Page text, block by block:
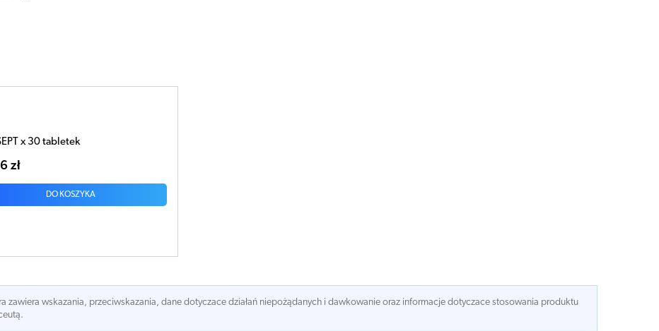
x 30 tabletek
zł
DO KOSZYKA
zawiera wskazania, przeciwskazania, dane dotyczace działań niepożądanych i dawkowanie oraz informacje dotyczace stosowania produktu